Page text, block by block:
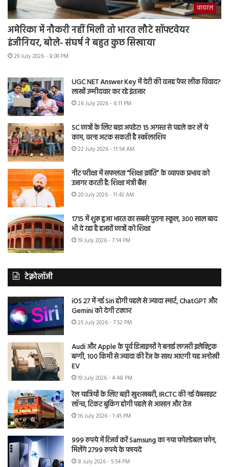
वायरल
अमेरिका में नौकरी नहीं मिली तो भारत लौटे सॉफ्टवेयर
इंजीनियर, बोले- संघर्ष ने बहुत कुछ सिखाया
29 July 2026 - 8:00 PM
UGC NET Answer Key में देरी की वजह पेपर लीक विवाद?
लाखों उम्मीदवार कर रहे इंतजार
26 July 2026 - 6:11 PM
SC छात्रों के लिए बड़ा अपडेट! 15 अगस्त से पहले कर लें ये
काम, वरना अटक सकती है स्कॉलरशिप
22 July 2026 - 11:54 AM
नीट परीक्षा में सफलता “शिक्षा क्रांति” के व्यापक प्रभाव को
उजागर करती है: शिक्षा मंत्री बैंस
20 July 2026 - 11:43 AM
1715 में शुरू हुआ भारत का सबसे पुराना स्कूल, 300 साल बाद
भी दे रहा है हजारों छात्रों को शिक्षा
19 July 2026 - 7:14 PM
टेक्नोलॉजी
iOS 27 में नई Siri होगी पहले से ज्यादा स्मार्ट, ChatGPT और
Gemini को देगी टक्कर
25 July 2026 - 7:52 PM
Audi और Apple के पूर्व डिजाइनरों ने बनाई लग्जरी इलेक्ट्रिक
बग्गी, 100 किमी से ज्यादा की रेंज के साथ आएगी यह अनोखी
EV
19 July 2026 - 4:48 PM
रेल यात्रियों के लिए बड़ी खुशखबरी, IRCTC की नई वेबसाइट
लॉन्च, टिकट बुकिंग होगी पहले से आसान और तेज
16 July 2026 - 1:45 PM
999 रुपये में रिजर्व करें Samsung का नया फोल्डेबल फोन,
मिलेंगे 2799 रुपये के फायदे
8 July 2026 - 5:54 PM